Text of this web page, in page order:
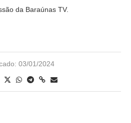
da Baraúnas TV.
03/01/2024